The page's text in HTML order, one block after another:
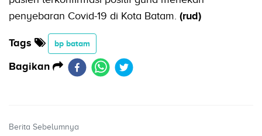
penyebaran Covid-19 di Kota Batam. (rud)
Tags bp batam
Bagikan
Berita Sebelumnya